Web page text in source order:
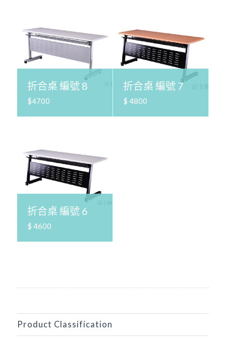
折合桌 編號 8
$4700
折合桌 編號 7
$ 4800
折合桌 編號 6
$ 4600
Product Classification